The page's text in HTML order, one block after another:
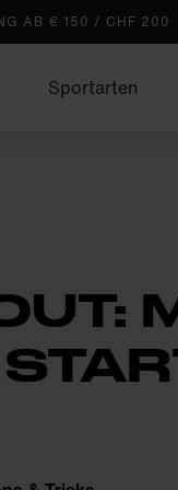
AB € 150 / CHF 200
Sportarten